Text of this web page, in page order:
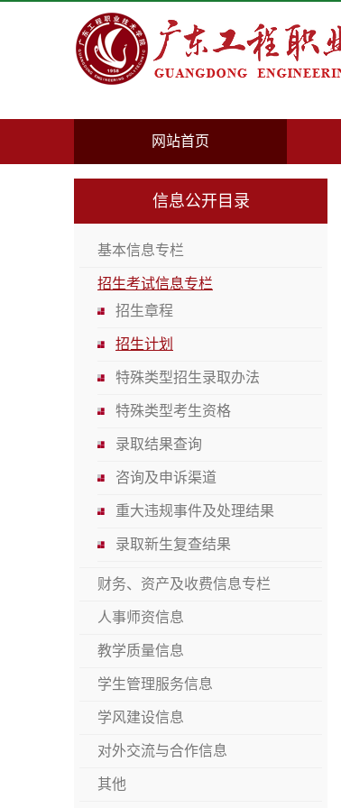
网站首页
信息公开目录
基本信息专栏
招生考试信息专栏
招生章程
招生计划
特殊类型招生录取办法
特殊类型考生资格
录取结果查询
咨询及申诉渠道
重大违规事件及处理结果
录取新生复查结果
财务、资产及收费信息专栏
人事师资信息
教学质量信息
学生管理服务信息
学风建设信息
对外交流与合作信息
其他